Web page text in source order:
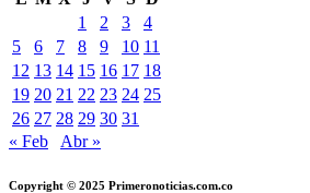
1
2 3
4
5
6 7 8 9 10 11
12 13 14 15 16 17 18
19 20 21 22 23 24 25
26 27 28 29 30 31
« Feb
Abr »
Copyright © 2025 Primeronoticias.com.co